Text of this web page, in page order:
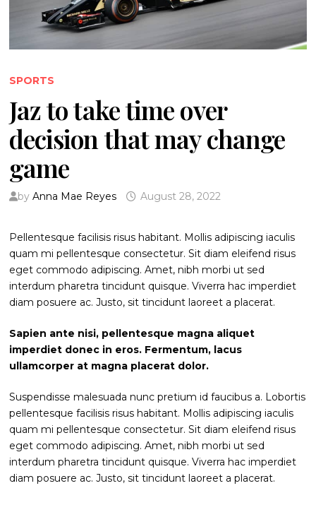
SPORTS
Jaz to take time over
decision that may change
game
by Anna Mae Reyes August 28, 2022
Pellentesque facilisis risus habitant. Mollis adipiscing iaculis
quam mi pellentesque consectetur. Sit diam eleifend risus
eget commodo adipiscing. Amet, nibh morbi ut sed
interdum pharetra tincidunt quisque. Viverra hac imperdiet
diam posuere ac. Justo, sit tincidunt laoreet a placerat.
Sapien ante nisi, pellentesque magna aliquet
imperdiet donec in eros. Fermentum, lacus
ullamcorper at magna placerat dolor.
Suspendisse malesuada nunc pretium id faucibus a. Lobortis
pellentesque facilisis risus habitant. Mollis adipiscing iaculis
quam mi pellentesque consectetur. Sit diam eleifend risus
eget commodo adipiscing. Amet, nibh morbi ut sed
interdum pharetra tincidunt quisque. Viverra hac imperdiet
diam posuere ac. Justo, sit tincidunt laoreet a placerat.